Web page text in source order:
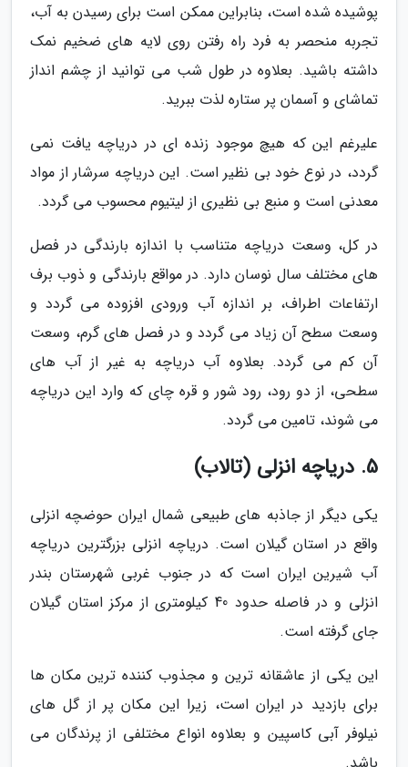
پوشیده شده است، بنابراین ممکن است برای رسیدن به آب،
تجربه منحصر به فرد راه رفتن روی لایه های ضخیم نمک
داشته باشید. بعلاوه در طول شب می توانید از چشم انداز
تماشای و آسمان پر ستاره لذت ببرید.
علیرغم این که هیچ موجود زنده ای در دریاچه یافت نمی
گردد، در نوع خود بی نظیر است. این دریاچه سرشار از مواد
معدنی است و منبع بی نظیری از لیتیوم محسوب می گردد.
در کل، وسعت دریاچه متناسب با اندازه بارندگی در فصل
های مختلف سال نوسان دارد. در مواقع بارندگی و ذوب برف
ارتفاعات اطراف، بر اندازه آب ورودی افزوده می گردد و
وسعت سطح آن زیاد می گردد و در فصل های گرم، وسعت
آن کم می گردد. بعلاوه آب دریاچه به غیر از آب های
سطحی، از دو رود، رود شور و قره چای که وارد این دریاچه
می شوند، تامین می گردد.
5. دریاچه انزلی (تالاب)
یکی دیگر از جاذبه های طبیعی شمال ایران حوضچه انزلی
واقع در استان گیلان است. دریاچه انزلی بزرگترین دریاچه
آب شیرین ایران است که در جنوب غربی شهرستان بندر
انزلی و در فاصله حدود 40 کیلومتری از مرکز استان گیلان
جای گرفته است.
این یکی از عاشقانه ترین و مجذوب کننده ترین مکان ها
برای بازدید در ایران است، زیرا این مکان پر از گل های
نیلوفر آبی کاسپین و بعلاوه انواع مختلفی از پرندگان می